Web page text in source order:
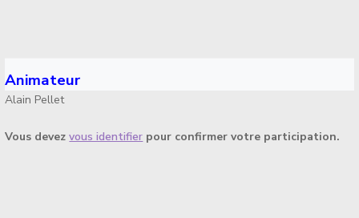
Animateur
Alain Pellet
Vous devezvous identifier pour confirmer votre participation.